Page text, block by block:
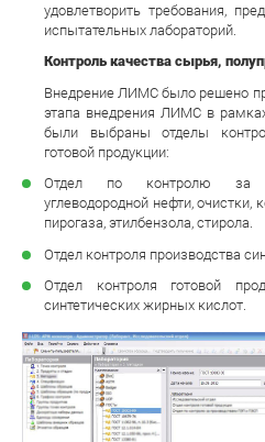
удовлетворить требования,
испытательных лабораторий.
Контроль качества сырья,
Внедрение ЛИМС было решено
этапа внедрения ЛИМС в
были выбраны отделы
готовой продукции:
Отдел по контролю за
углеводородной нефти,
пирогаза, этилбензола, стирола.
Отдел контроля производства
Отдел контроля готовой
синтетических жирных кислот.